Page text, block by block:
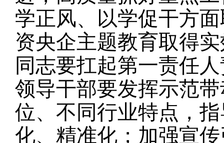
学正风、以学促干方
资央企主题教育取得
同志要扛起第一责任
领导干部要发挥示范
位、不同行业特点，
化、精准化；加强宣